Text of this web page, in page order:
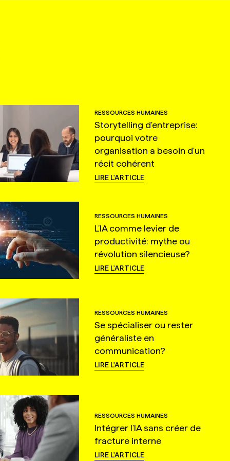
RESSOURCES HUMAINES
Storytelling d'entreprise:
pourquoi votre
organisation a besoin d'un
récit cohérent
LIRE L'ARTICLE
RESSOURCES HUMAINES
L’IA comme levier de
productivité: mythe ou
révolution silencieuse?
LIRE L'ARTICLE
RESSOURCES HUMAINES
Se spécialiser ou rester
généraliste en
communication?
LIRE L'ARTICLE
RESSOURCES HUMAINES
Intégrer l’IA sans créer de
fracture interne
LIRE L'ARTICLE